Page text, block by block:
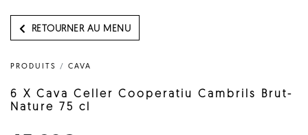
RETOURNER AU MENU
PRODUITS / CAVA
6 X Cava Celler Cooperatiu Cambrils Brut-
Nature 75 cl
NOTRE HUILE
CHOISIR LA LANGUE: FR